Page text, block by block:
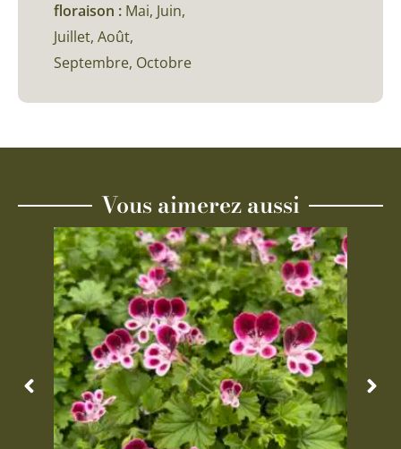
floraison : Mai, Juin,
Juillet, Août,
Septembre, Octobre
Vous aimerez aussi